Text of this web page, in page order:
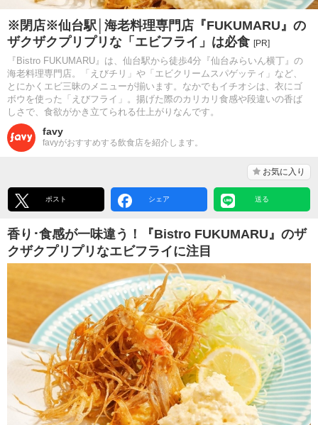
※閉店※仙台駅│海老料理専門店『FUKUMARU』の
ザクザクプリプリな「エビフライ」は必食 [PR]
『Bistro FUKUMARU』は、仙台駅から徒歩4分『仙台みらいん横丁』の
海老料理専門店。「えびチリ」や「エビクリームスパゲッティ」など、
とにかくエビ三昧のメニューが揃います。なかでもイチオシは、衣にゴ
ボウを使った「えびフライ」。揚げた際のカリカリ食感や段違いの香ば
しさで、食欲がかき立てられる仕上がりなんです。
favy
favyがおすすめする飲食店を紹介します。
お気に入り
ポスト シェア 送る
香り･食感が一味違う！『Bistro FUKUMARU』のザ
クザクプリプリなエビフライに注目